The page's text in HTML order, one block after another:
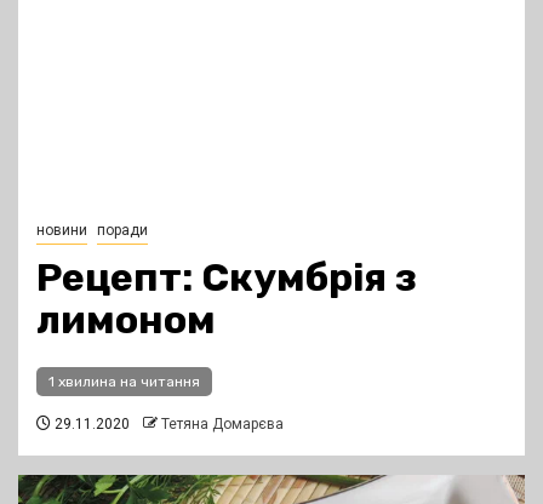
новини поради
Рецепт: Скумбрія з
лимоном
1 хвилина на читання
29.11.2020 Тетяна Домарєва